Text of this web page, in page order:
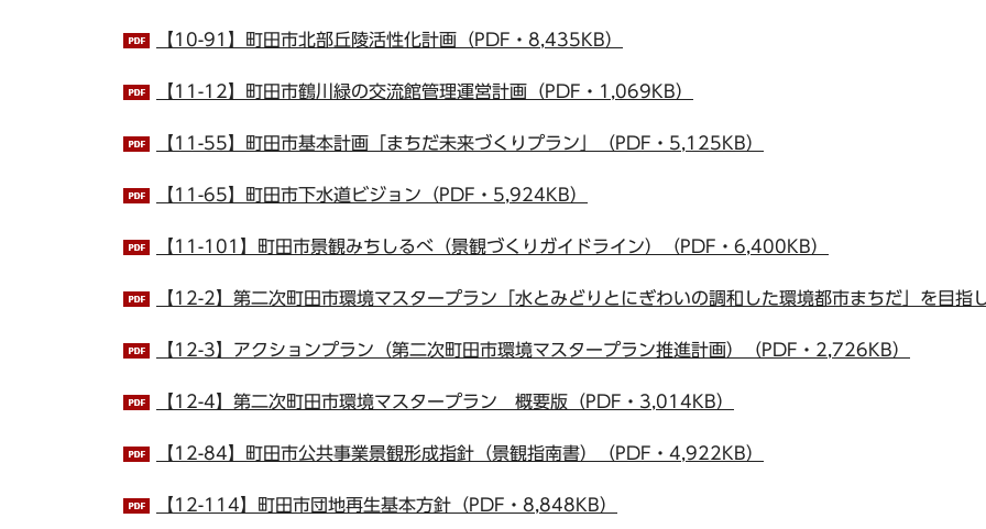
【10-91】町田市北部丘陵活性化計画（PDF・8,435KB）
【11-12】町田市鶴川緑の交流館管理運営計画（PDF・1,069KB）
【11-55】町田市基本計画「まちだ未来づくりプラン」（PDF・5,125KB）
【11-65】町田市下水道ビジョン（PDF・5,924KB）
【11-101】町田市景観みちしるべ（景観づくりガイドライン）（PDF・6,400KB）
【12-2】第二次町田市環境マスタープラン「水とみどりとにぎわいの調和した環境都市まちだ」を目
【12-3】アクションプラン（第二次町田市環境マスタープラン推進計画）（PDF・2,726KB）
【12-4】第二次町田市環境マスタープラン 概要版（PDF・3,014KB）
【12-84】町田市公共事業景観形成指針（景観指南書）（PDF・4,922KB）
【12-114】町田市団地再生基本方針（PDF・8,848KB）